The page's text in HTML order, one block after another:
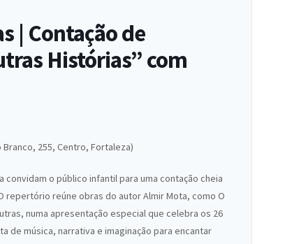
| Contação de
Histórias” com
255, Centro, Fortaleza)
convidam o público infantil para uma contação cheia
repertório reúne obras do autor Almir Mota, como O
numa apresentação especial que celebra os 26
de música, narrativa e imaginação para encantar